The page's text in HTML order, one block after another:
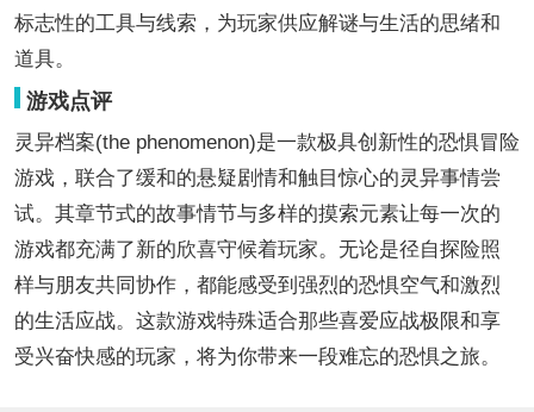
标志性的工具与线索，为玩家供应解谜与生活的思绪和
道具。
游戏点评
灵异档案(the phenomenon)是一款极具创新性的恐惧冒险
游戏，联合了缓和的悬疑剧情和触目惊心的灵异事情尝
试。其章节式的故事情节与多样的摸索元素让每一次的
游戏都充满了新的欣喜守候着玩家。无论是径自探险照
样与朋友共同协作，都能感受到强烈的恐惧空气和激烈
的生活应战。这款游戏特殊适合那些喜爱应战极限和享
受兴奋快感的玩家，将为你带来一段难忘的恐惧之旅。